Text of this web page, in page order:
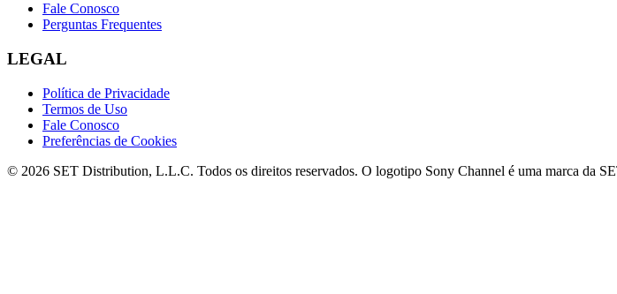
Fale Conosco
Perguntas Frequentes
LEGAL
Política de Privacidade
Termos de Uso
Fale Conosco
Preferências de Cookies
© 2026 SET Distribution, L.L.C. Todos os direitos reservados. O logotipo Sony Channel é uma marca da